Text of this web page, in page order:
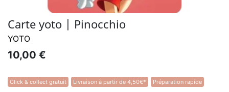
Carte yoto | Pinocchio
YOTO
10,00 €
Click & collect gratuit Livraison à partir de 4,50€* Préparation rapide